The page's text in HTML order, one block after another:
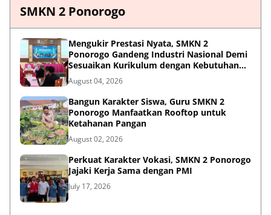
SMKN 2 Ponorogo
Mengukir Prestasi Nyata, SMKN 2
Ponorogo Gandeng Industri Nasional Demi
Sesuaikan Kurikulum dengan Kebutuhan
Dunia Kerja
August 04, 2026
Bangun Karakter Siswa, Guru SMKN 2
Ponorogo Manfaatkan Rooftop untuk
Ketahanan Pangan
August 02, 2026
Perkuat Karakter Vokasi, SMKN 2 Ponorogo
Jajaki Kerja Sama dengan PMI
July 17, 2026